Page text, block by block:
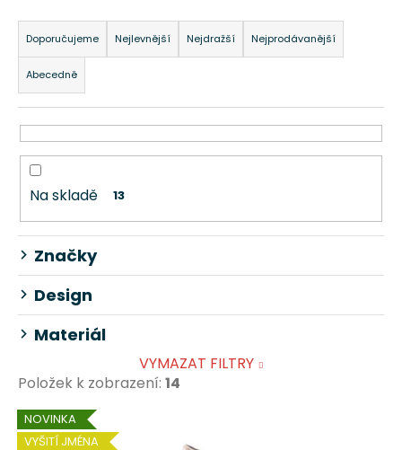
Ř
a
z
e
n
í
p
o
d
u
k
t
ů
Doporučujeme Nejlevnější Nejdražší Nejprodávanější
Abecedně
Na skladě 13
Značky
Design
Materiál
VYMAZAT FILTRY
Položek k zobrazení: 14
V
NOVINKA
VYŠITÍ JMÉNA